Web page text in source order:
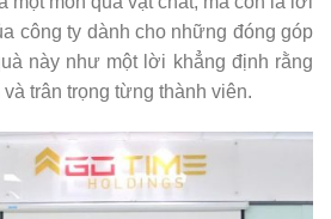
công ty dành cho những đóng góp
này như một lời khẳng định rằng
trân trọng từng thành viên.